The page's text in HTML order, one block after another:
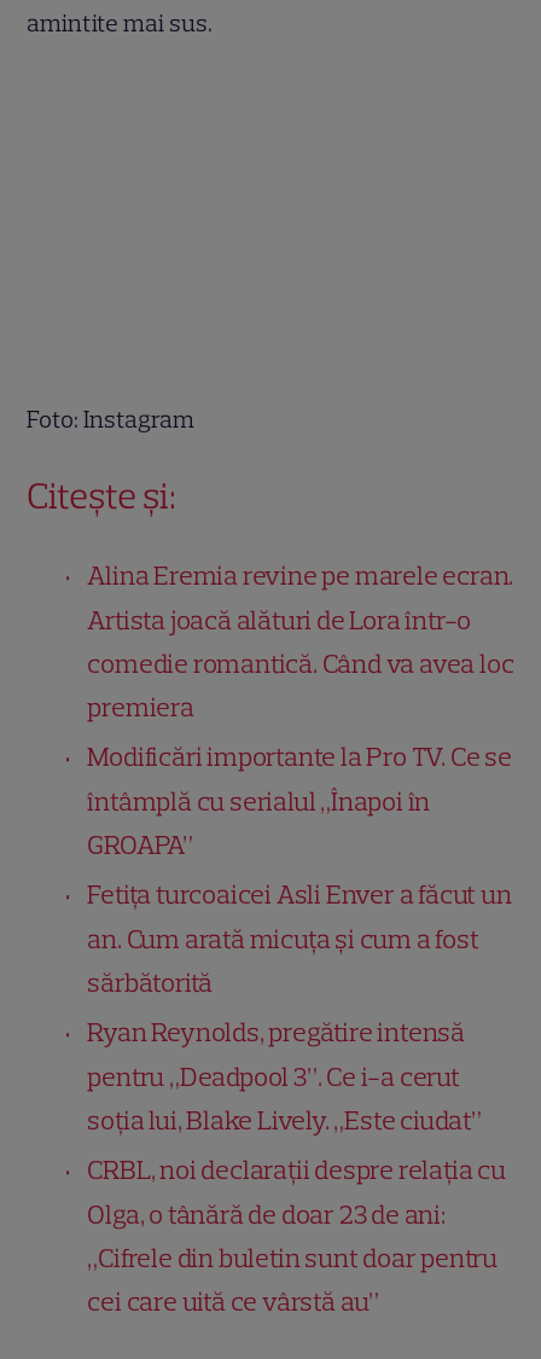
amintite mai sus.
Foto: Instagram
Citește și:
Alina Eremia revine pe marele ecran.
Artista joacă alături de Lora într-o
comedie romantică. Când va avea loc
premiera
Modificări importante la Pro TV. Ce se
întâmplă cu serialul „Înapoi în
GROAPA”
Fetița turcoaicei Asli Enver a făcut un
an. Cum arată micuța și cum a fost
sărbătorită
Ryan Reynolds, pregătire intensă
pentru „Deadpool 3”. Ce i-a cerut
soția lui, Blake Lively. „Este ciudat”
CRBL, noi declarații despre relația cu
Olga, o tânără de doar 23 de ani:
„Cifrele din buletin sunt doar pentru
cei care uită ce vârstă au”